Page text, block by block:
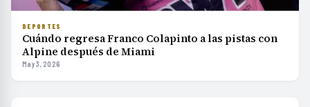
DEPORTES
Cuándo regresa Franco Colapinto a las pistas con
Alpine después de Miami
May 3, 2026